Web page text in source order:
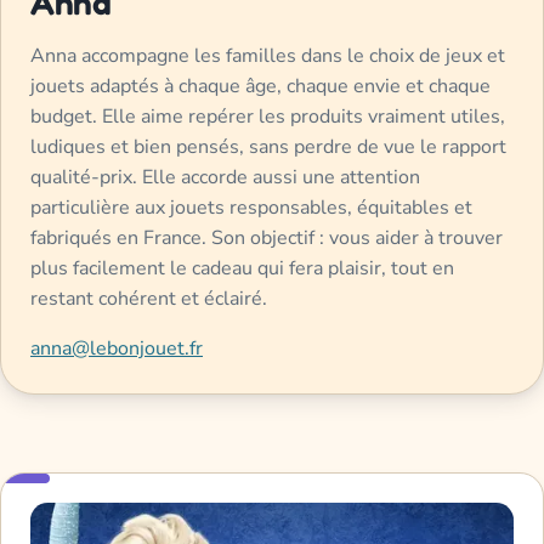
Anna accompagne les familles dans le choix de jeux et
jouets adaptés à chaque âge, chaque envie et chaque
budget. Elle aime repérer les produits vraiment utiles,
ludiques et bien pensés, sans perdre de vue le rapport
qualité-prix. Elle accorde aussi une attention
particulière aux jouets responsables, équitables et
fabriqués en France. Son objectif : vous aider à trouver
plus facilement le cadeau qui fera plaisir, tout en
restant cohérent et éclairé.
anna@lebonjouet.fr